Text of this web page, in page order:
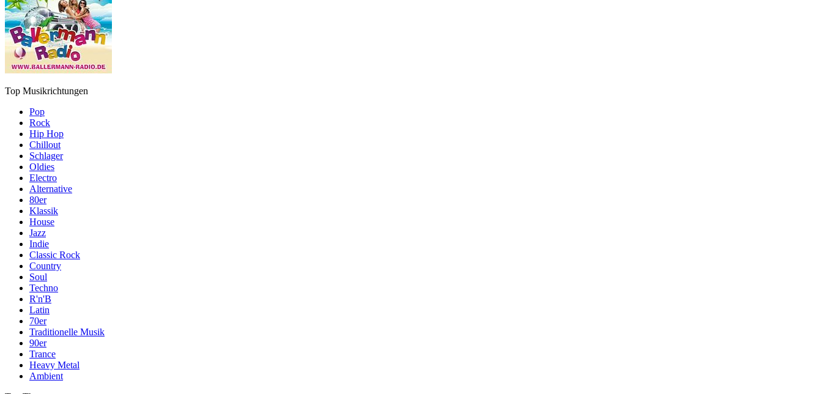
Top Musikrichtungen
Pop
Rock
Hip Hop
Chillout
Schlager
Oldies
Electro
Alternative
80er
Klassik
House
Jazz
Indie
Classic Rock
Country
Soul
Techno
R'n'B
Latin
70er
Traditionelle Musik
90er
Trance
Heavy Metal
Ambient